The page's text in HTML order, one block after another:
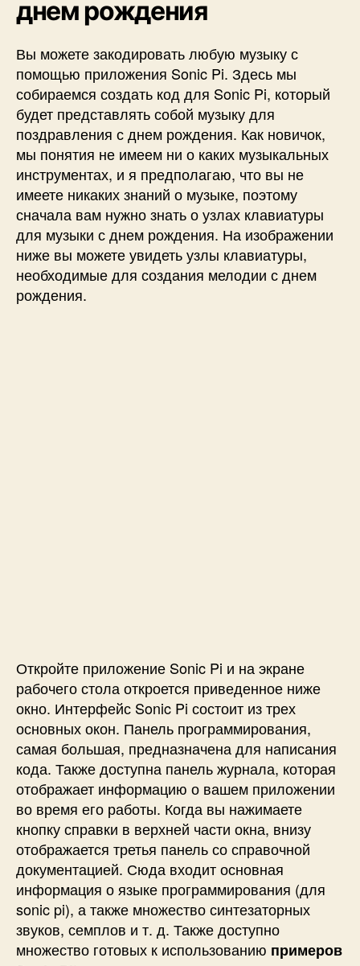
днем ​​рождения
Вы можете закодировать любую музыку с
помощью приложения Sonic Pi. Здесь мы
собираемся создать код для Sonic Pi, который
будет представлять собой музыку для
поздравления с днем ​​​​рождения. Как новичок,
мы понятия не имеем ни о каких музыкальных
инструментах, и я предполагаю, что вы не
имеете никаких знаний о музыке, поэтому
сначала вам нужно знать о узлах клавиатуры
для музыки с днем ​​​​рождения. На изображении
ниже вы можете увидеть узлы клавиатуры,
необходимые для создания мелодии с днем ​​​​
рождения.
Откройте приложение Sonic Pi и на экране
рабочего стола откроется приведенное ниже
окно. Интерфейс Sonic Pi состоит из трех
основных окон. Панель программирования,
самая большая, предназначена для написания
кода. Также доступна панель журнала, которая
отображает информацию о вашем приложении
во время его работы. Когда вы нажимаете
кнопку справки в верхней части окна, внизу
отображается третья панель со справочной
документацией. Сюда входит основная
информация о языке программирования (для
sonic pi), а также множество синтезаторных
звуков, семплов и т. д. Также доступно
множество готовых к использованию примеров